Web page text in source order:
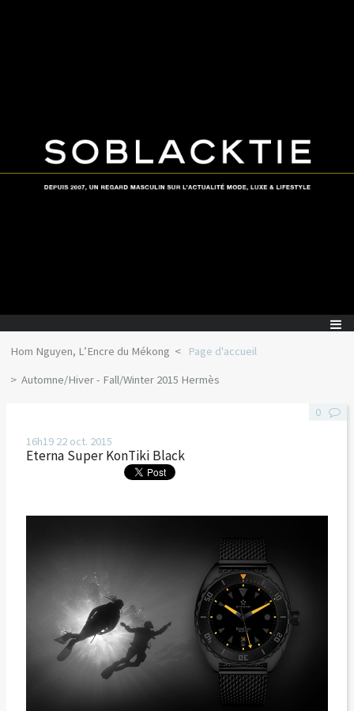
Hom Nguyen, L’Encre du Mékong
Page d'accueil
Automne/Hiver - Fall/Winter 2015 Hermès
16h19 22 oct. 2015
Eterna Super KonTiki Black
0